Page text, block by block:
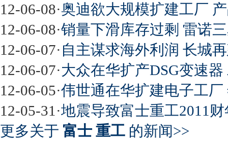
最强山寨 又奥迪又奔驰
12-06-08·奥迪欲大规模扩建工厂
12-06-08·销量下滑库存过剩 雷诺
12-06-07· 自主谋求海外利润 长城
12-06-07·大众在华扩产DSG变速
12-06-05·伟世通在华扩建电子工
12-05-31 ·地震导致富士重工2011
更多关于 富士 重工 的新闻>>